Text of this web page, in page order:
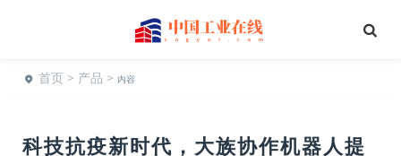
首页 > 产品 > 内容
科技抗疫新时代，大族协作机器人提